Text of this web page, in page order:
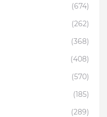
(674)
(262)
(368)
(408)
(570)
(185)
(289)